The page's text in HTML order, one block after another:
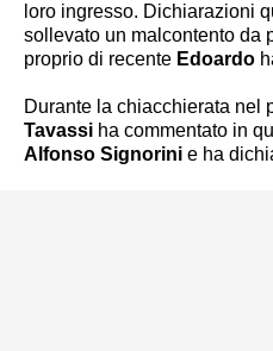
loro ingresso. Dichiarazioni
sollevato un malcontento da
proprio di recente Edoardo
Durante la chiacchierata nel
Tavassi ha commentato in
Alfonso Signorini e ha